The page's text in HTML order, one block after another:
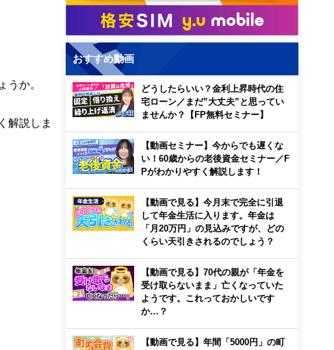
うか。
解説しま
おすすめ動画
どうしたらいい？金利上昇時代の住
宅ローン／まだ”大丈夫”と思ってい
ませんか？【FP無料セミナー】
【動画セミナー】今からでも遅くな
い！60歳からの老後資金セミナー／F
Pがわかりやすく解説します！
【動画で見る】今月末で完全に引退
して年金生活に入ります。年金は
「月20万円」の見込みですが、どの
くらい天引きされるのでしょう？
【動画で見る】70代の親が「年金を
受け取らないまま」亡くなっていた
ようです。これっておかしいです
か…？
【動画で見る】年間「5000円」の町